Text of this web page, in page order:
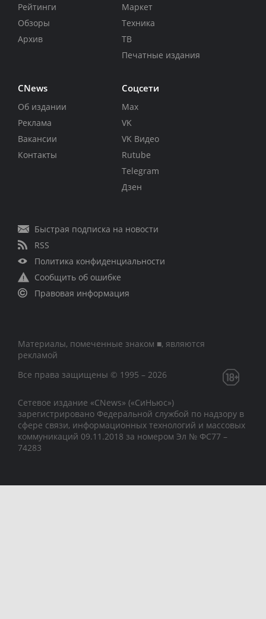
Рейтинги
Обзоры
Архив
Маркет
Техника
ТВ
Печатные издания
CNews
Об издании
Реклама
Вакансии
Контакты
Соцсети
Max
VK
VK Видео
Rutube
Telegram
Дзен
Быстрая подписка на новости
RSS
Политика конфиденциальности
Сообщить об ошибке
Правовая информация
Материалы, помеченные знаком ■, являются
рекламой
Все права защищены © 1995 – 2026
Сетевое издание «CNews» («СиНьюс»)
зарегистрировано Федеральной службой по надзору в
сфере связи, информационных технологий и массовых
коммуникаций 09.11.2018 за номером Эл № ФС77 –
74283